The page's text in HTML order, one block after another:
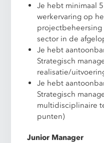
Je hebt minimaal
werkervaring op
sector in de
Je hebt
Strategisch
realisatie/
Je hebt
Strategisch
multidisciplinaire
punten)
Junior Manager